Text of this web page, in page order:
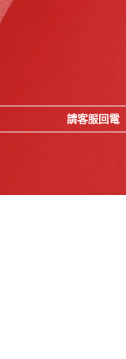
請客服回電